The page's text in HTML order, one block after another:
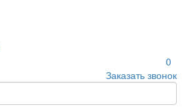
0
Заказать звонок